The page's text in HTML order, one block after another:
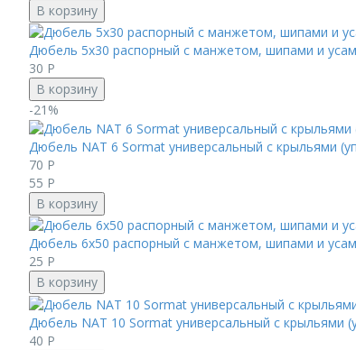
В корзину
Дюбель 5х30 распорный с манжетом, шипами и
30 Р
В корзину
-21%
Дюбель NAT 6 Sormat универсальный с крыльями
70 Р
55 Р
В корзину
Дюбель 6х50 распорный с манжетом, шипами и
25 Р
В корзину
Дюбель NAT 10 Sormat универсальный с крыльями
40 Р